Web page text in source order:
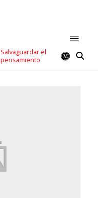
Salvaguardar el
pensamiento